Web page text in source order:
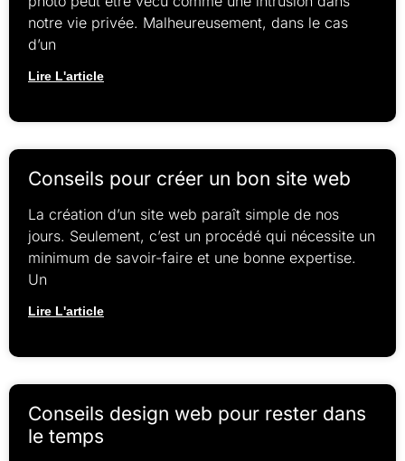
notre vie privée. Malheureusement, dans le cas
d’un
Lire L'article
Conseils pour créer un bon site web
La création d’un site web paraît simple de nos
jours. Seulement, c’est un procédé qui nécessite un
minimum de savoir-faire et une bonne expertise.
Un
Lire L'article
Conseils design web pour rester dans
le temps